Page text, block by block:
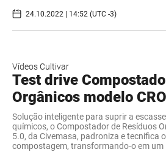
24.10.2022 | 14:52 (UTC -3)
Vídeos Cultivar
Test drive
Orgânicos modelo
Solução inteligente para suprir a
químicos, o Compostador de Resíduos
5.0, da Civemasa, padroniza e tecnifica
compostagem, transformando-o em um